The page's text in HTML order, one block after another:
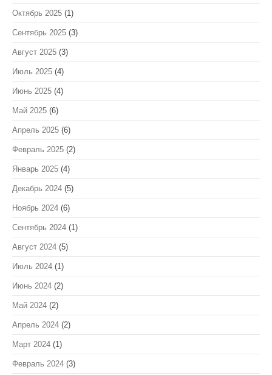
Октябрь 2025 (1)
Сентябрь 2025 (3)
Август 2025 (3)
Июль 2025 (4)
Июнь 2025 (4)
Май 2025 (6)
Апрель 2025 (6)
Февраль 2025 (2)
Январь 2025 (4)
Декабрь 2024 (5)
Ноябрь 2024 (6)
Сентябрь 2024 (1)
Август 2024 (5)
Июль 2024 (1)
Июнь 2024 (2)
Май 2024 (2)
Апрель 2024 (2)
Март 2024 (1)
Февраль 2024 (3)